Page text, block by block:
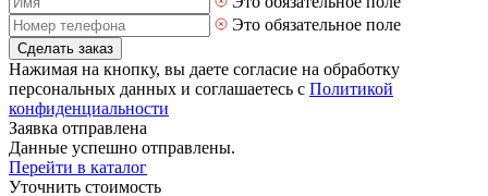
Это обязательное поле
Сделать заказ
Нажимая на кнопку, вы даете согласие на обработку
персональных данных и соглашаетесь с Политикой
конфиденциальности
Заявка отправлена
Данные успешно отправлены.
Перейти в каталог
Уточнить стоимость